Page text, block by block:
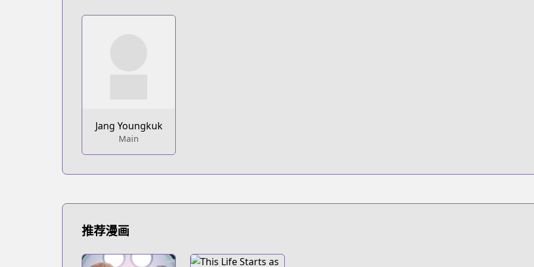
Jang Youngkuk
Main
推荐漫画